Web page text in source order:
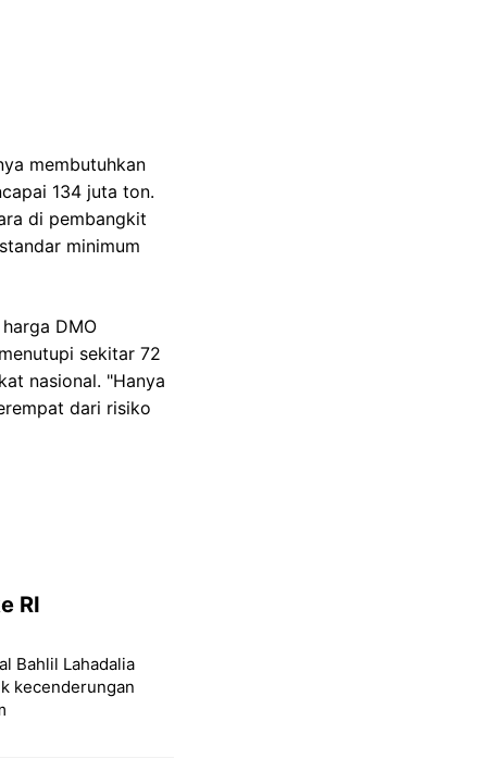
membutuhkan
134 juta ton.
di pembangkit
minimum
DMO
sekitar 72
nasional. "Hanya
dari risiko
RI
Bahlil Lahadalia
kecenderungan